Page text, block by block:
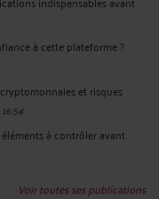
à cette plateforme ?
et risques
à contrôler avant
Voir toutes ses publications